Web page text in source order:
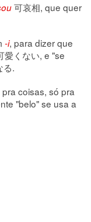
可哀相, que quer
-i, para dizer que
愛くない, e "se
る.
coisas, só pra
"belo" se usa a